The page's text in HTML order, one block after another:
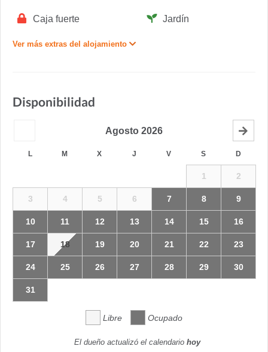
Caja fuerte Jardín
Ver más extras del alojamiento
Disponibilidad
Agosto 2026
L M X J V S D
1 2
3 4 5 6 7 8 9
10 11 12 13 14 15 16
17 18 19 20 21 22 23
24 25 26 27 28 29 30
31
Libre Ocupado
El dueño actualizó el calendario hoy